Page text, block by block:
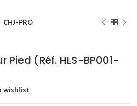
CHJ-PRO
Pied (Réf. HLS-BP001-
wishlist